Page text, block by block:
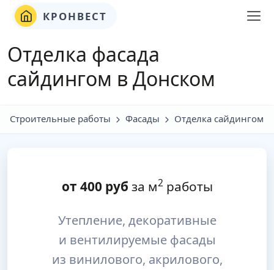
КРОНВЕСТ
Отделка фасада
сайдингом в Донском
Строительные работы Фасады Отделка сайдингом
от 400руб за м2работы
Утепление, декоративные
и вентилируемые фасады
из винилового, акрилового,